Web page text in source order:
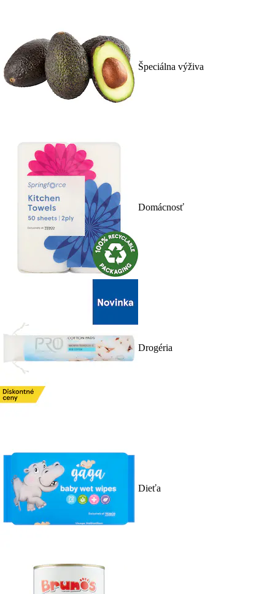
Špeciálna výživa
Domácnosť
Drogéria
Dieťa